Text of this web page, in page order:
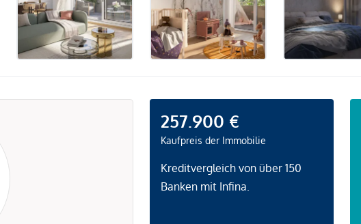
257.900 €
Kaufpreis der Immobilie
Kreditvergleich von über 150
Banken mit Infina.